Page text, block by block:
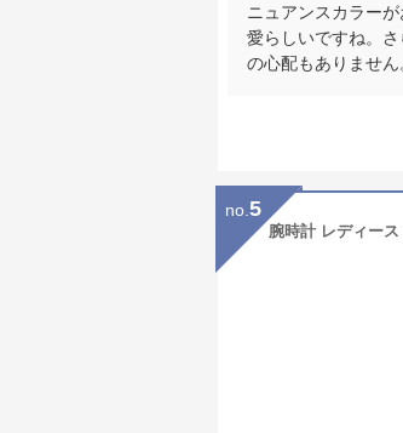
ニュアンスカラー
愛らしいですね。
の心配もありません
no. 5